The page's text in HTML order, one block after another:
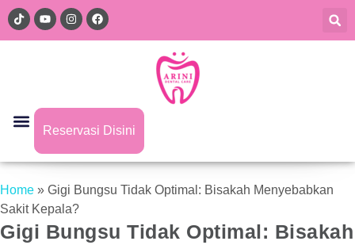
Reservasi Disini
Home » Gigi Bungsu Tidak Optimal: Bisakah Menyebabkan
Sakit Kepala?
Gigi Bungsu Tidak Optimal: Bisakah